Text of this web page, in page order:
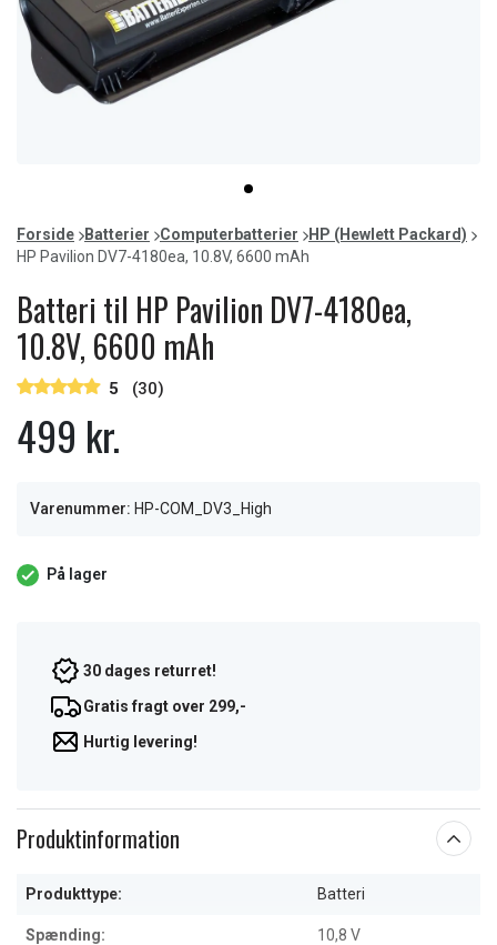
item
0
of
1
Forside Batterier Computerbatterier
HP (Hewlett Packard)
HP Pavilion DV7-4180ea, 10.8V, 6600 mAh
Batteri til HP Pavilion DV7-4180ea,
10.8V, 6600 mAh
5 (30)
499 kr.
Varenummer: HP-COM_DV3_High
På lager
30 dages returret!
Gratis fragt over 299,-
Hurtig levering!
Produktinformation
Produkttype: Batteri
Spænding: 10,8 V